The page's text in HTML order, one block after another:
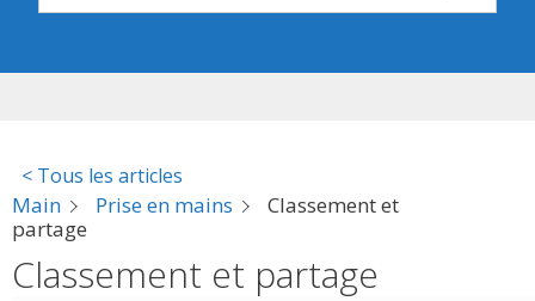
< Tous les articles
Main Prise en mains
Classement et
partage
Classement et partage